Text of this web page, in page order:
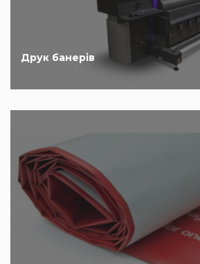
Друк банерів